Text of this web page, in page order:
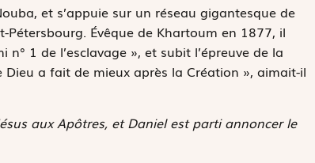
et s’appuie sur un réseau gigantesque de
Évêque de Khartoum en 1877, il
1 de l’esclavage », et subit l’épreuve de la
Dieu a fait de mieux après la Création », aimait-il
aux Apôtres, et Daniel est parti annoncer le